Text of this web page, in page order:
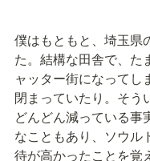
僕はもともと、埼玉県
た。結構な田舎で、た
ャッター街になってし
閉まっていたり。そう
どんどん減っている事
なこともあり、ソウル
待が高かったことを覚